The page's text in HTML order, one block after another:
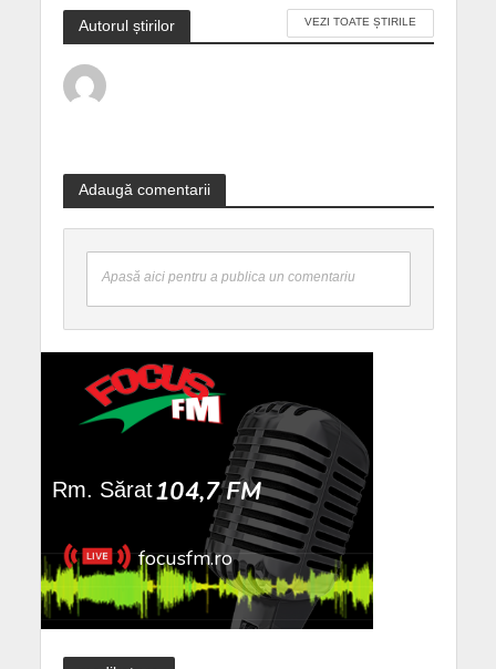
Autorul știrilor VEZI TOATE ȘTIRILE
Adaugă comentarii
Apasă aici pentru a publica un comentariu